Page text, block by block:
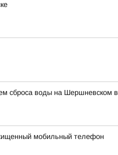
сброса воды на
мобильный телефон